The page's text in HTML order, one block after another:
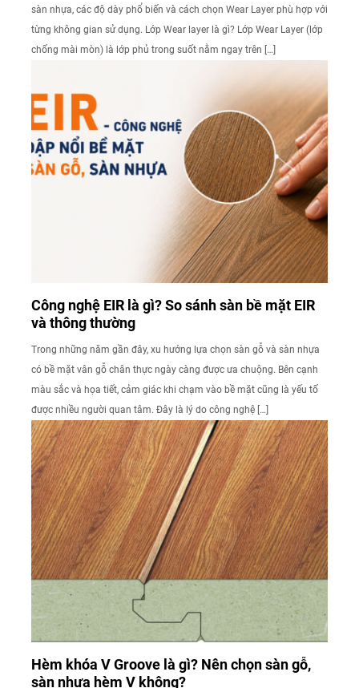
sàn nhựa, các độ dày phổ biến và cách chọn Wear Layer phù hợp với
từng không gian sử dụng. Lớp Wear layer là gì? Lớp Wear Layer (lớp
chống mài mòn) là lớp phủ trong suốt nằm ngay trên […]
Công nghệ EIR là gì? So sánh sàn bề mặt EIR
và thông thường
Trong những năm gần đây, xu hướng lựa chọn sàn gỗ và sàn nhựa
có bề mặt vân gỗ chân thực ngày càng được ưa chuộng. Bên cạnh
màu sắc và họa tiết, cảm giác khi chạm vào bề mặt cũng là yếu tố
được nhiều người quan tâm. Đây là lý do công nghệ […]
Hèm khóa V Groove là gì? Nên chọn sàn gỗ,
sàn nhựa hèm V không?